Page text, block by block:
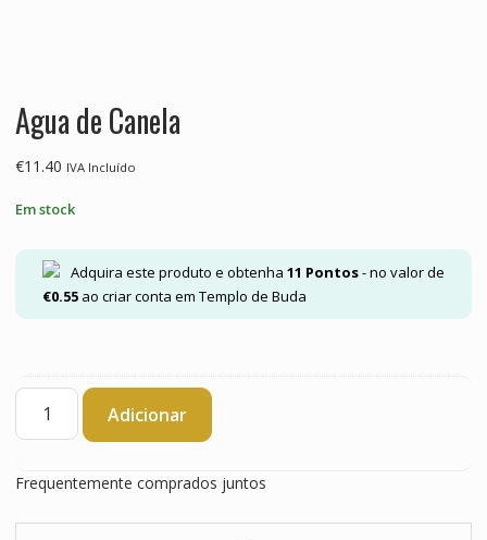
Agua de Canela
€11.40 IVA Incluído
Em stock
Adquira este produto e obtenha 11 Pontos- no valor de
€0.55 ao criar conta em Templo de Buda
Quantidade
Agua
de
Canela
Adicionar
Frequentemente comprados juntos